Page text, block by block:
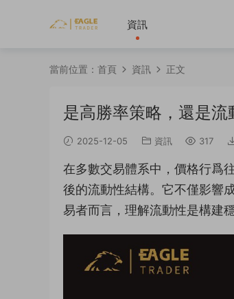
資訊
當前位置： 首頁 資訊 正文
是高勝率策略，還是
2025-12-05 資訊 317
在多數交易體系中，價格行爲
後的流動性結構。它不僅影響
易者而言，理解流動性是構建